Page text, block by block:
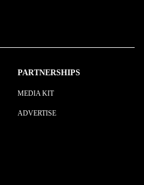
PARTNERSHIPS
MEDIA KIT
ADVERTISE